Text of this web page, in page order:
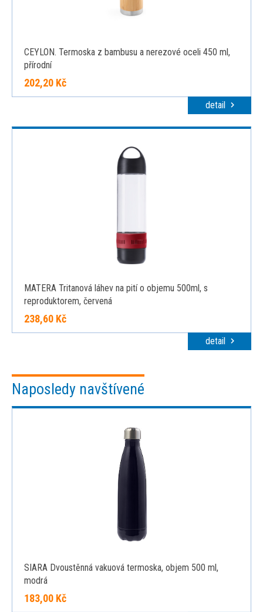
CEYLON. Termoska z bambusu a nerezové oceli 450 ml,
přírodní
202,20 Kč
detail
MATERA Tritanová láhev na pití o objemu 500ml, s
reproduktorem, červená
238,60 Kč
detail
Naposledy navštívené
SIARA Dvoustěnná vakuová termoska, objem 500 ml,
modrá
183,00 Kč